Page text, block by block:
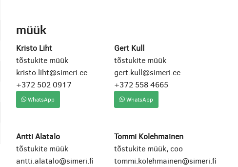
müük
Kristo Liht
tõstukite müük
kristo.liht@simeri.ee
+372 502 0917
WhatsApp
Gert Kull
tõstukite müük
gert.kull@simeri.ee
+372 558 4665
WhatsApp
Antti Alatalo
tõstukite müük
antti.alatalo@simeri.fi
Tommi Kolehmainen
tõstukite müük, coo
tommi.kolehmainen@simeri.fi